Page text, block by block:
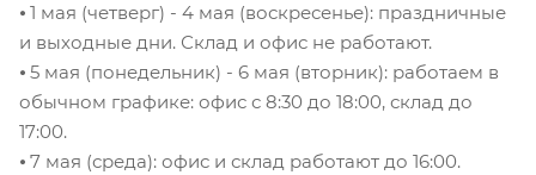
⦁ 1 мая (четверг) - 4 мая (воскресенье): праздничные
и выходные дни. Склад и офис не работают.
⦁ 5 мая (понедельник) - 6 мая (вторник): работаем в
обычном графике: офис с 8:30 до 18:00, склад до
17:00.
⦁ 7 мая (среда): офис и склад работают до 16:00.